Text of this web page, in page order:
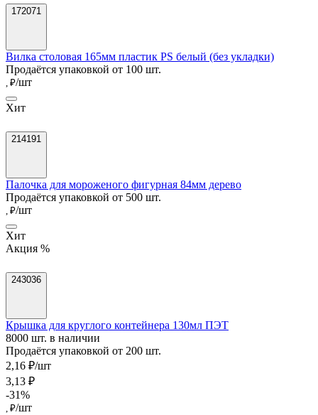
172071
Вилка столовая 165мм пластик PS белый (без укладки)
Продаётся упаковкой от 100 шт.
, ₽/шт
Хит
214191
Палочка для мороженого фигурная 84мм дерево
Продаётся упаковкой от 500 шт.
, ₽/шт
Хит
Акция %
243036
Крышка для круглого контейнера 130мл ПЭТ
8000 шт. в наличии
Продаётся упаковкой от 200 шт.
2,16 ₽/шт
3,13 ₽
-31%
, ₽/шт